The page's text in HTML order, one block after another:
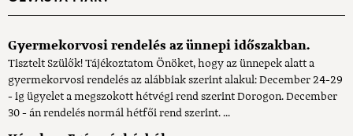
Gyermekorvosi rendelés az ünnepi időszakban.
Tisztelt Szülők! Tájékoztatom Önöket, hogy az ünnepek alatt a
gyermekorvosi rendelés az alábbiak szerint alakul: December 24-29
- ig ügyelet a megszokott hétvégi rend szerint Dorogon. December
30 - án rendelés normál hétfői rend szerint. ...